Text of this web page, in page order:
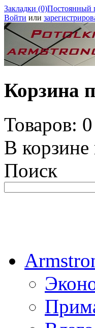
Закладки (0)Постоянный
Войти или
Корзина
Товаров:
В корзине
Поиск